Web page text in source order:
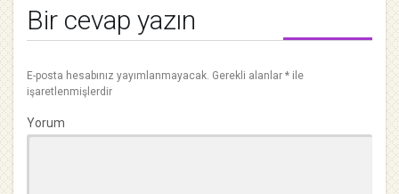
Bir cevap yazın
E-posta hesabınız yayımlanmayacak. Gerekli alanlar * ile
işaretlenmişlerdir
Yorum